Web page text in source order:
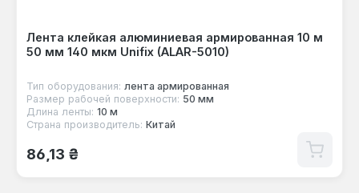
Лента клейкая алюминиевая армированная 10 м
50 мм 140 мкм Unifix (ALAR-5010)
Тип оборудования: лента армированная
Размер рабочей поверхности: 50 мм
Длина ленты: 10 м
Страна производитель: Китай
Обычная цена:
86,13 ₴